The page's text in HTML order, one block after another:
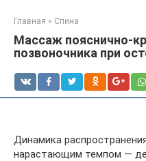
Главная » Спина
Массаж пояснично-
позвоночника при
Динамика
нарастающим темпом —